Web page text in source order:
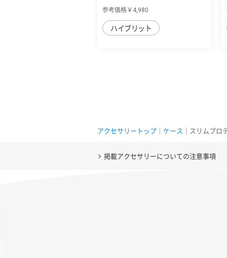
参考価格￥4,980
ハイブリット
アクセサリートップ ケース ｜スリムプ
掲載アクセサリーについての注意事項